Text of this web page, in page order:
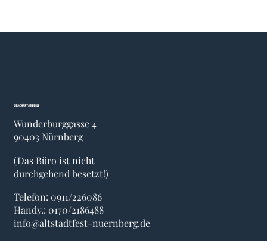
Geschäftsstelle
Wunderburggasse 4
90403 Nürnberg
(Das Büro ist nicht
durchgehend besetzt!)
Telefon: 0911/226086
Handy.: 0170/2186488
info@altstadtfest-nuernberg.de